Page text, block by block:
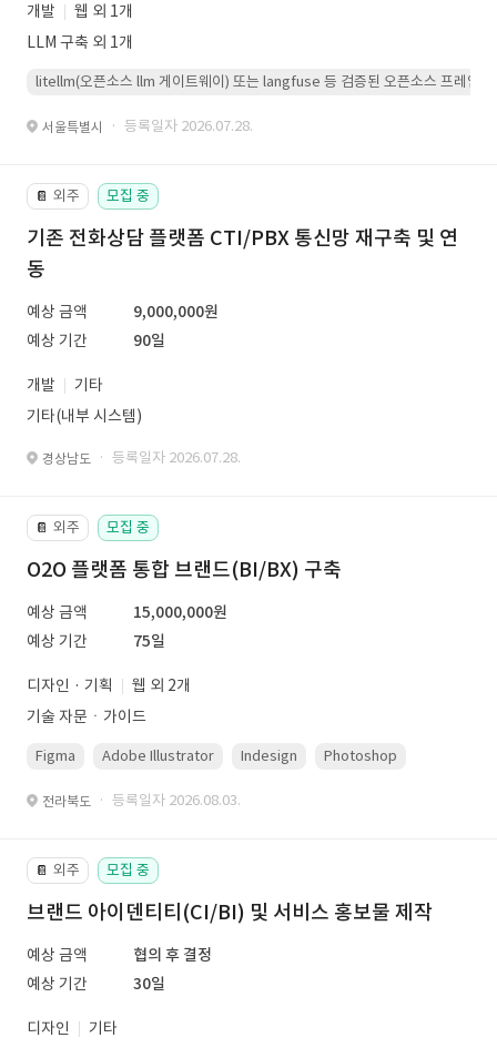
개발
웹 외 1개
LLM 구축 외 1개
litellm(오픈소스 llm 게이트웨이) 또는 langfuse 등 검증된 오픈소스 프레임워
서울특별시 · 등록일자 2026.07.28.
📔 외주 모집 중
기존 전화상담 플랫폼 CTI/PBX 통신망 재구축 및 연
동
예상 금액
9,000,000원
예상 기간
90일
개발
기타
기타(내부 시스템)
경상남도 · 등록일자 2026.07.28.
📔 외주 모집 중
O2O 플랫폼 통합 브랜드(BI/BX) 구축
예상 금액
15,000,000원
예상 기간
75일
디자인 · 기획
웹 외 2개
기술 자문ㆍ가이드
Figma Adobe Illustrator Indesign Photoshop
전라북도 · 등록일자 2026.08.03.
📔 외주 모집 중
브랜드 아이덴티티(CI/BI) 및 서비스 홍보물 제작
예상 금액
협의 후 결정
예상 기간
30일
디자인
기타